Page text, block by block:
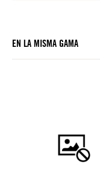
EN LA MISMA GAMA